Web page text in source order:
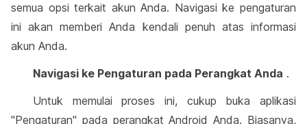
semua opsi terkait akun Anda. Navigasi ke pengaturan
ini akan memberi Anda kendali penuh atas informasi
akun Anda.
Navigasi ke Pengaturan pada Perangkat Anda .
Untuk memulai proses ini, cukup buka aplikasi
"Pengaturan" pada perangkat Android Anda. Biasanya,